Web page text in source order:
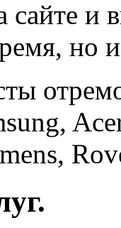
сайте
но